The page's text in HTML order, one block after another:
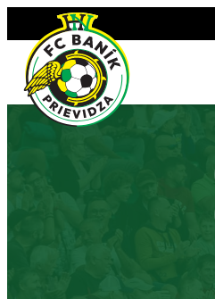
Preskočiť
na
obsah